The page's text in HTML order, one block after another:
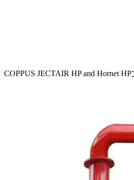
COPPUS JECTAIR HP and Hornet